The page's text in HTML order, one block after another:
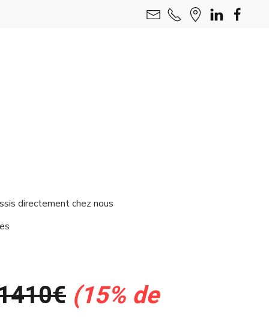
directement chez nous
(15% de